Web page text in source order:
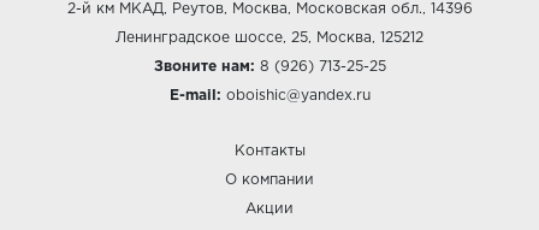
2-й км МКАД, Реутов, Москва, Московская обл., 14396
Ленинградское шоссе, 25, Москва, 125212
Звоните нам: 8 (926) 713-25-25
E-mail: oboishic@yandex.ru
Контакты
О компании
Акции